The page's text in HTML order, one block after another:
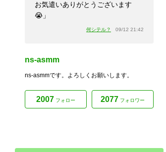
お気遣いありがとうございます
😭」
何シテル？ 09/12 21:42
ns-asmm
ns-asmmです。よろしくお願いします。
2007 フォロー 2077 フォロワー